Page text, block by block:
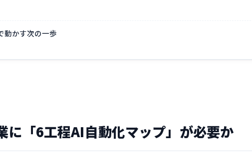
動かす次の一歩
に「6工程AI自動化マップ」が必要か